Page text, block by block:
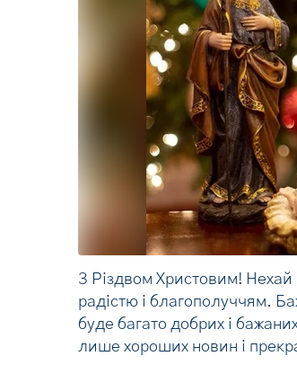
З Різдвом Христовим! Нехай
радістю і благополуччям.
буде багато добрих і
лише хороших новин і